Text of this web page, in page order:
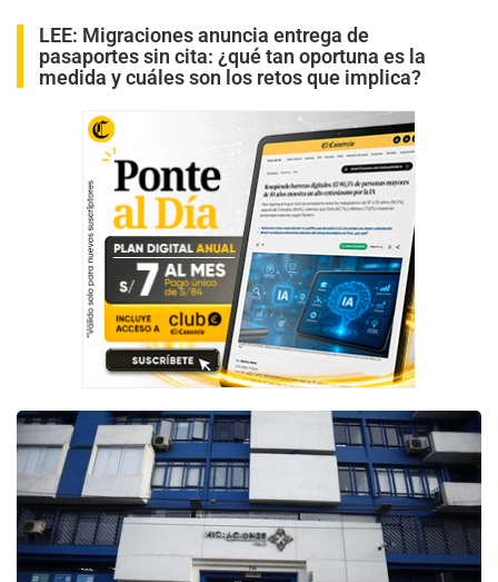
LEE: Migraciones anuncia entrega de
pasaportes sin cita: ¿qué tan oportuna es la
medida y cuáles son los retos que implica?